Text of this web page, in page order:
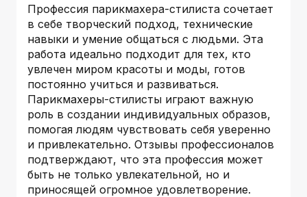
Профессия парикмахера-стилиста сочетает
в себе творческий подход, технические
навыки и умение общаться с людьми. Эта
работа идеально подходит для тех, кто
увлечен миром красоты и моды, готов
постоянно учиться и развиваться.
Парикмахеры-стилисты играют важную
роль в создании индивидуальных образов,
помогая людям чувствовать себя уверенно
и привлекательно. Отзывы профессионалов
подтверждают, что эта профессия может
быть не только увлекательной, но и
приносящей огромное удовлетворение.